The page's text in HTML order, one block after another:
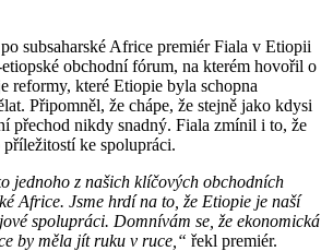
subsaharské Africe premiér Fiala v Etiopii
obchodní fórum, na kterém hovořil o
reformy, které Etiopie byla schopna
Připomněl, že chápe, že stejně jako kdysi
přechod nikdy snadný. Fiala zmínil i to, že
ke spolupráci.
jednoho z našich klíčových obchodních
Africe. Jsme hrdí na to, že Etiopie je naší
spolupráci. Domnívám se, že ekonomická
by měla jít ruku v ruce,“ řekl premiér.